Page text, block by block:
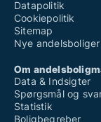
Datapolitik
Cookiepolitik
Sitemap
Nye andelsboliger
Om
Data & Indsigter
Spørgsmål og
Statistik
Boligbegreber